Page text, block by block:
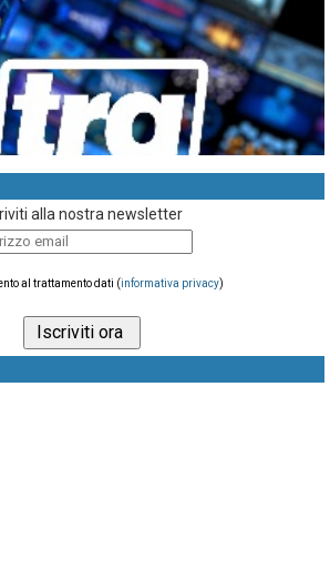
alla nostra newsletter
al trattamento dati (informativa privacy)